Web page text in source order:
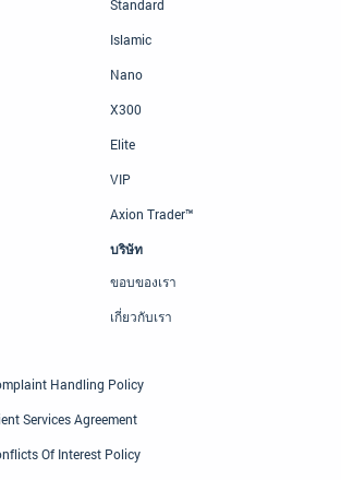
Standard
Islamic
Nano
X300
Elite
VIP
Axion Trader™
บริษัท
ขอบของเรา
เกี่ยวกับเรา
Handling Policy
Services Agreement
Of Interest Policy